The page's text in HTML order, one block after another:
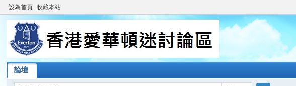
設為首頁 收藏本站
論壇